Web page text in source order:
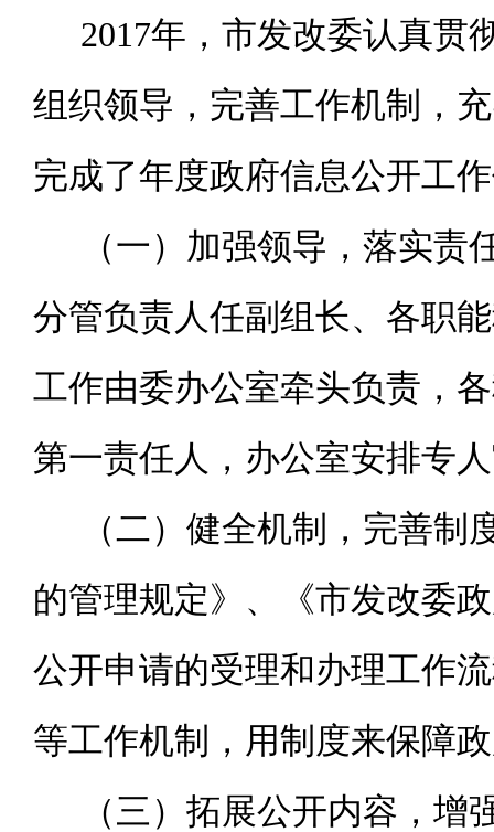
2017年，市发改委认真贯
组织领导，完善工作机制，
完成了年度政府信息公开工
（一）加强领导，落实
分管负责人任副组长、各职
工作由委办公室牵头负责，
第一责任人，办公室安排专
（二）健全机制，完善
的管理规定》、《市发改委
公开申请的受理和办理工作
等工作机制，用制度来保障
（三）拓展公开内容，